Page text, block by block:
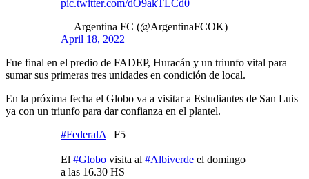
pic.twitter.com/dO9akTLCd0
— Argentina FC (@ArgentinaFCOK)
April 18, 2022
Fue final en el predio de FADEP, Huracán y un triunfo vital para
sumar sus primeras tres unidades en condición de local.
En la próxima fecha el Globo va a visitar a Estudiantes de San Luis
ya con un triunfo para dar confianza en el plantel.
#FederalA | F5
El #Globo visita al #Albiverde el domingo
a las 16.30 HS